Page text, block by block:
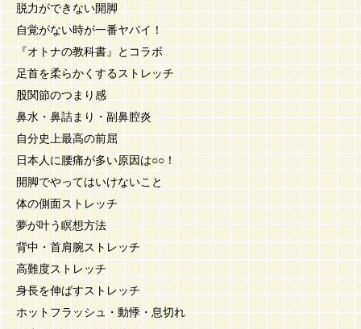
脱力ができない開脚
自覚がない時が一番ヤバイ！
『オトナの教科書』とコラボ
足首を柔らかくするストレッチ
股関節のつまり感
鼻水・鼻詰まり・副鼻腔炎
自分史上最高の前屈
日本人に腰痛が多い原因は○○！
開脚でやってはいけないこと
体の側面ストレッチ
夢が叶う瞑想方法
背中・首肩腕ストレッチ
高難度ストレッチ
身長を伸ばすストレッチ
ホットフラッシュ・動悸・息切れ